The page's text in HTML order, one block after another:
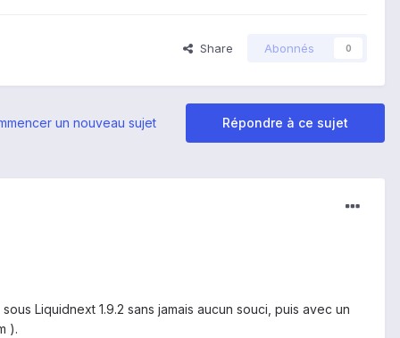
Share Abonnés 0
Répondre à ce sujet
un nouveau sujet
Liquidnext 1.9.2 sans jamais aucun souci, puis avec un
).